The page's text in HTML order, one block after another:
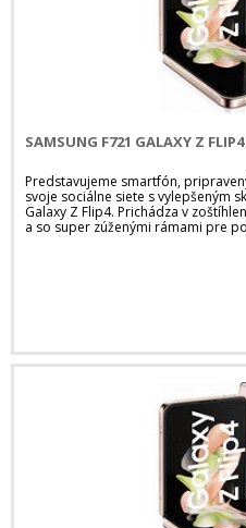
SAMSUNG F721 GALAXY Z
Predstavujeme smartfón,
svoje sociálne siete s vylepšeným
Galaxy Z Flip4. Prichádza v
a so super zúženými rámami pre